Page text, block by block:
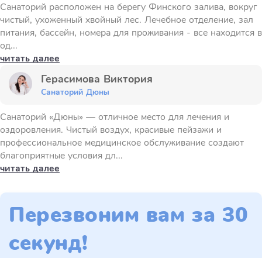
Санаторий расположен на берегу Финского залива, вокруг
чистый, ухоженный хвойный лес. Лечебное отделение, зал
питания, бассейн, номера для проживания - все находится в
од...
читать далее
Герасимова Виктория
Санаторий Дюны
Санаторий «Дюны» — отличное место для лечения и
оздоровления. Чистый воздух, красивые пейзажи и
профессиональное медицинское обслуживание создают
благоприятные условия дл...
читать далее
Перезвоним вам за 30
секунд!